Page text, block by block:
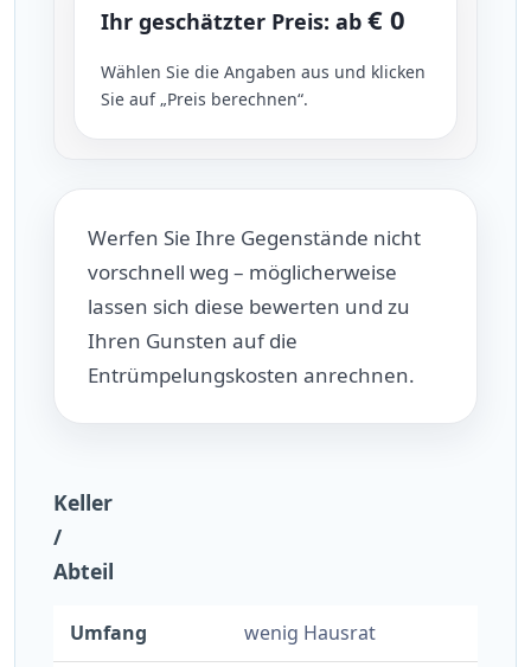
Ihr geschätzter Preis: ab € 0
Wählen Sie die Angaben aus und klicken
Sie auf „Preis berechnen“.
Werfen Sie Ihre Gegenstände nicht
vorschnell weg – möglicherweise
lassen sich diese bewerten und zu
Ihren Gunsten auf die
Entrümpelungskosten anrechnen.
Keller
/
Abteil
wenig Hausrat